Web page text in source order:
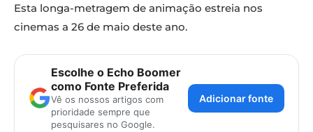
Esta longa-metragem de animação estreia nos
cinemas a 26 de maio deste ano.
Escolhe o Echo Boomer
como Fonte Preferida
Vê os nossos artigos com
prioridade sempre que
pesquisares no Google.
Adicionar fonte